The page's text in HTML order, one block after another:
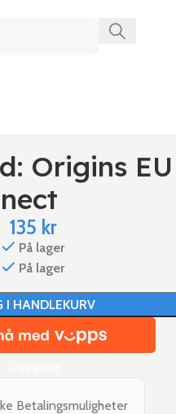
Origins EU
135 kr
På lager
På lager
I HANDLEKURV
Betalingsmuligheter